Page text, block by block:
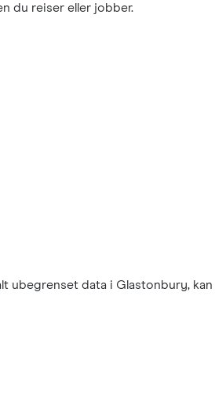
du reiser eller jobber.
ubegrenset data i Glastonbury,